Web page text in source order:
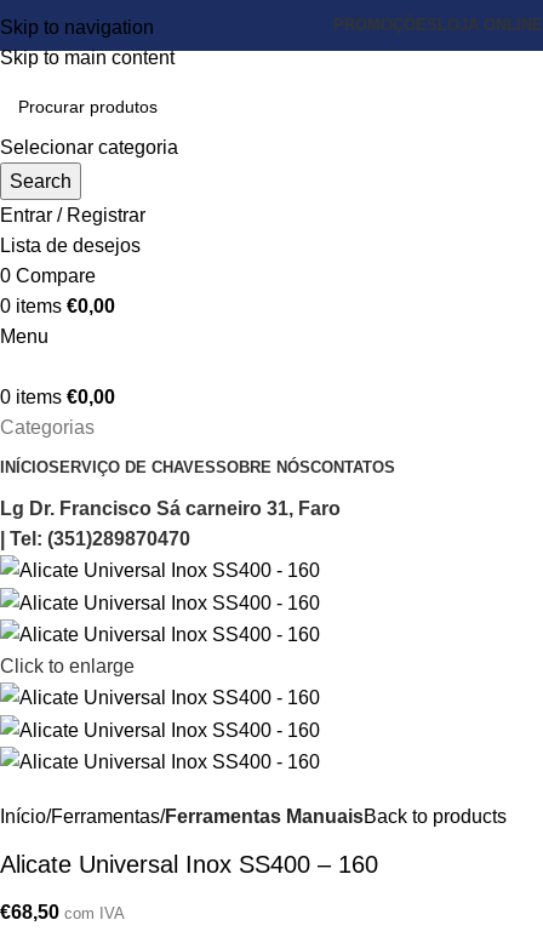
Skip to navigation
Skip to main content
PROMOÇÕES LOJA ONLINE
Selecionar categoria
Search
Entrar / Registrar
Lista de desejos
0 Compare
0 items €0,00
Menu
0 items €0,00
Categorias
INÍCIOSERVIÇO DE CHAVESSOBRE NÓSCONTATOS
Lg Dr. Francisco Sá carneiro 31, Faro
| Tel: (351)289870470
Click to enlarge
Início Ferramentas Ferramentas ManuaisBack to products
Alicate Universal Inox SS400 – 160
€68,50 com IVA